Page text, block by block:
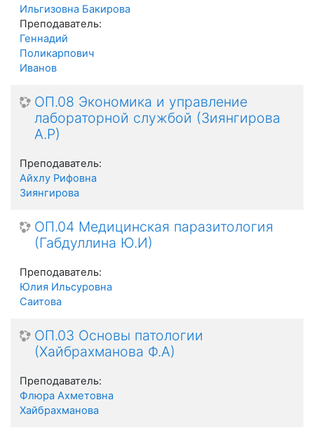
Ильгизовна Бакирова
Преподаватель:
Геннадий
Поликарпович
Иванов
ОП.08 Экономика и управление
лабораторной службой (Зиянгирова
А.Р)
Преподаватель:
Айхлу Рифовна
Зиянгирова
ОП.04 Медицинская паразитология
(Габдуллина Ю.И)
Преподаватель:
Юлия Ильсуровна
Саитова
ОП.03 Основы патологии
(Хайбрахманова Ф.А)
Преподаватель:
Флюра Ахметовна
Хайбрахманова